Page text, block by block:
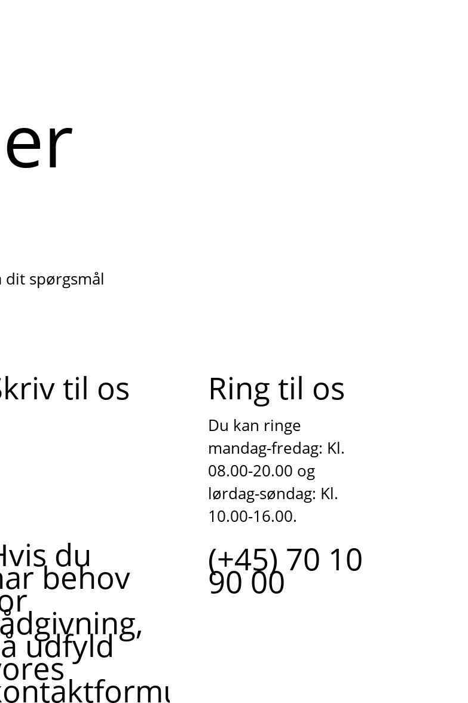
dit spørgsmål
til os
du
behov
udfyld
Ring til os
Du kan ringe
mandag-fredag: Kl.
08.00-20.00 og
lørdag-søndag: Kl.
10.00-16.00.
(+45) 70 10
90 00